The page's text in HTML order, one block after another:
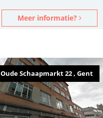
Meer informatie?
Oude Schaapmarkt 22 , Gent